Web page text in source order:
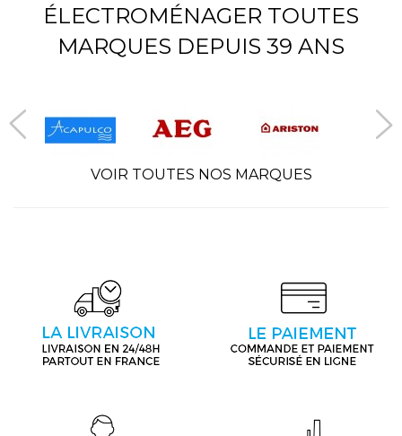
ÉLECTROMÉNAGER TOUTES
MARQUES DEPUIS 39 ANS
VOIR TOUTES NOS MARQUES